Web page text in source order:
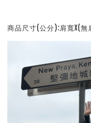
商品尺寸(公分):肩寬X(